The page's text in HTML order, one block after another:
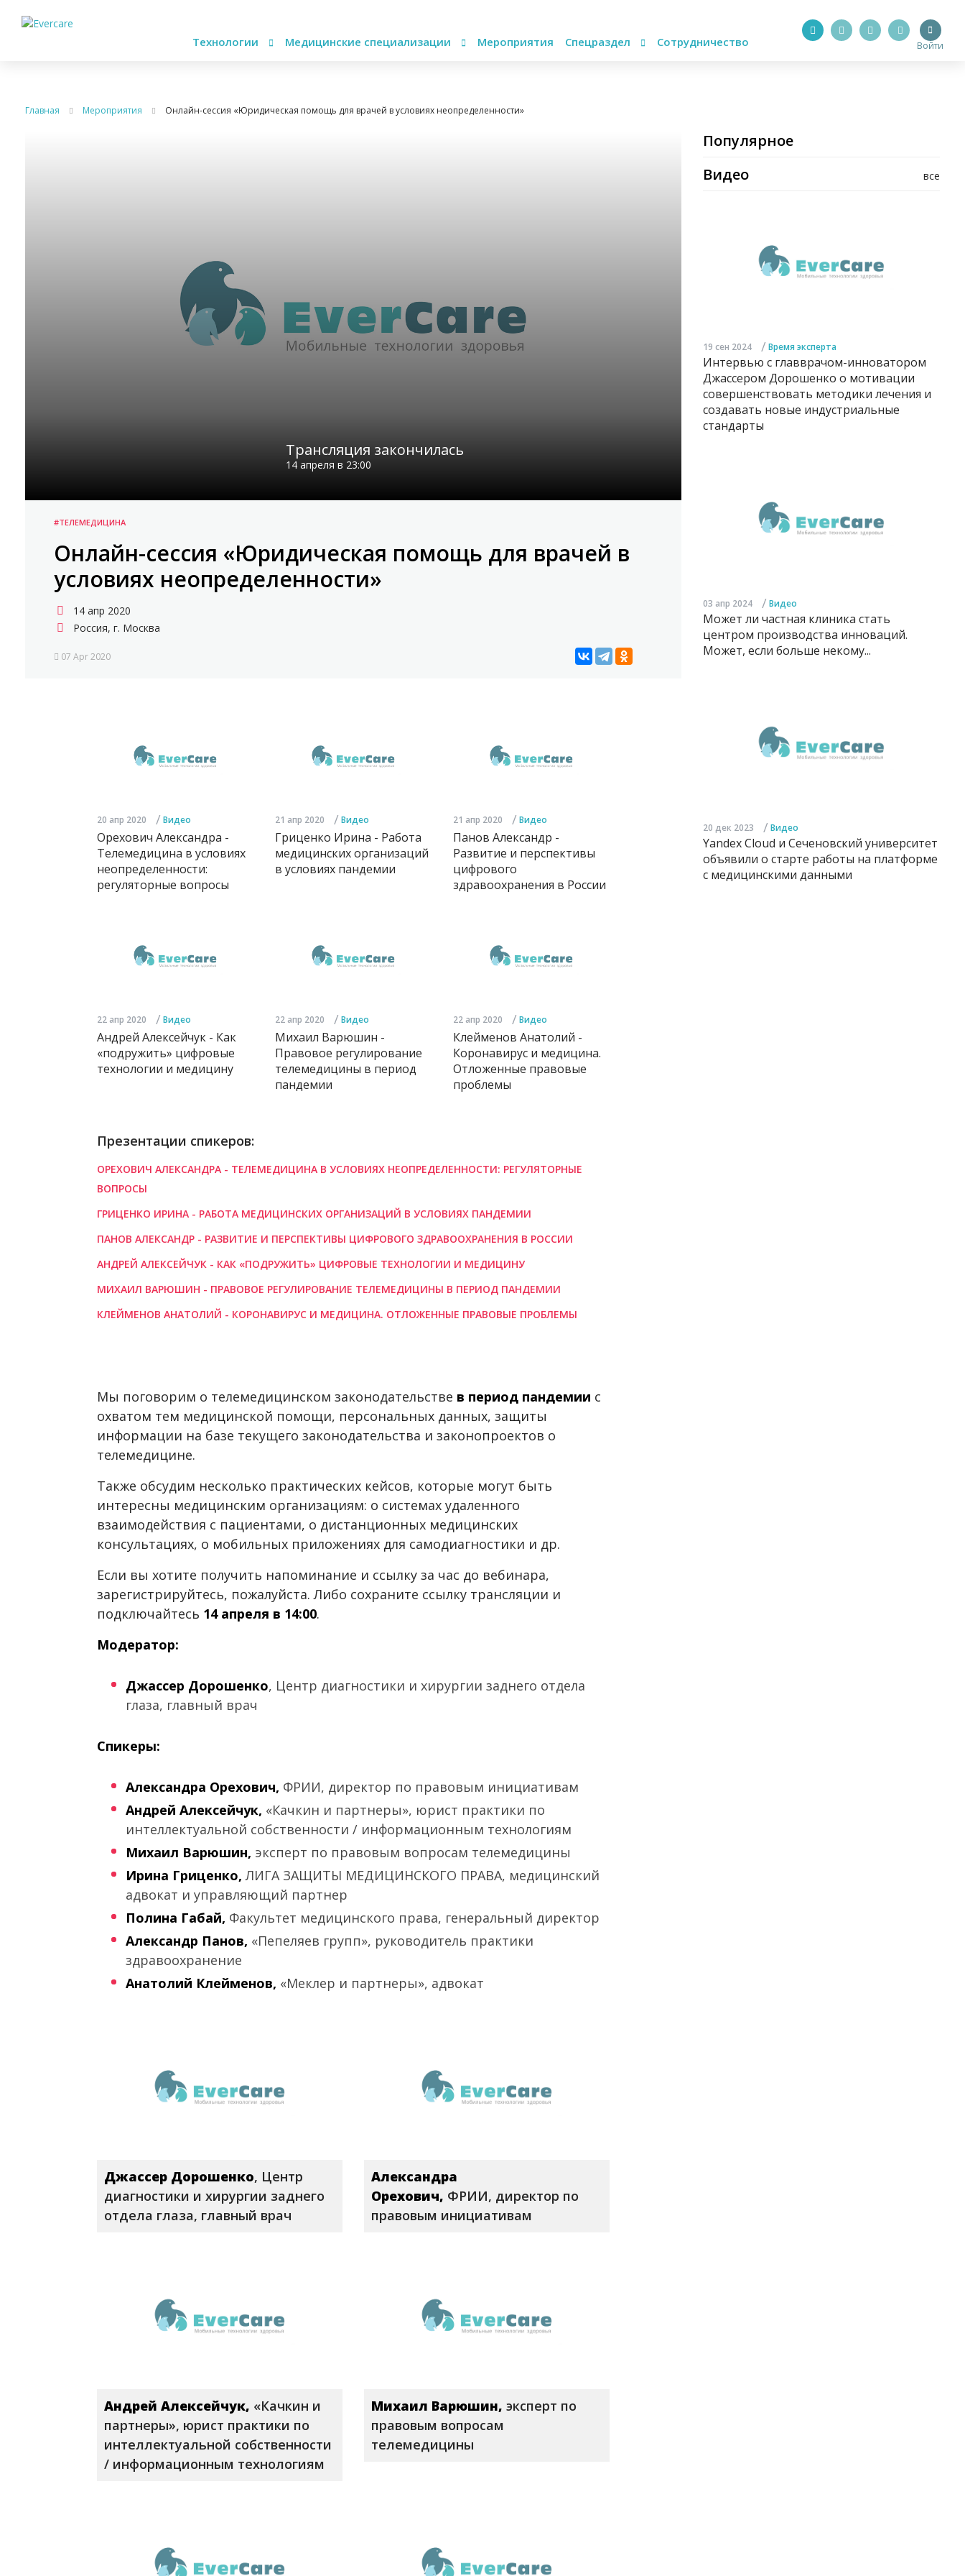
Технологии Медицинские специализации Мероприятия Спецраздел Сотрудничество Войти
Главная Мероприятия Онлайн-сессия «Юридическая помощь для врачей в условиях неопределенности»
Трансляция закончилась
14 апреля в 23:00
#ТЕЛЕМЕДИЦИНА
Онлайн-сессия «Юридическая помощь для врачей в
условиях неопределенности»
14 апр 2020
Россия, г. Москва
07 Apr 2020
20 апр 2020 / Видео
Орехович Александра -
Телемедицина в условиях
неопределенности:
регуляторные вопросы
21 апр 2020 / Видео
Гриценко Ирина - Работа
медицинских организаций
в условиях пандемии
21 апр 2020 / Видео
Панов Александр -
Развитие и перспективы
цифрового
здравоохранения в России
22 апр 2020 / Видео
Андрей Алексейчук - Как
«подружить» цифровые
технологии и медицину
22 апр 2020 / Видео
Михаил Варюшин -
Правовое регулирование
телемедицины в период
пандемии
22 апр 2020 / Видео
Клейменов Анатолий -
Коронавирус и медицина.
Отложенные правовые
проблемы
Презентации спикеров:
ОРЕХОВИЧ АЛЕКСАНДРА - ТЕЛЕМЕДИЦИНА В УСЛОВИЯХ НЕОПРЕДЕЛЕННОСТИ: РЕГУЛЯТОРНЫЕ
ВОПРОСЫ
ГРИЦЕНКО ИРИНА - РАБОТА МЕДИЦИНСКИХ ОРГАНИЗАЦИЙ В УСЛОВИЯХ ПАНДЕМИИ
ПАНОВ АЛЕКСАНДР - РАЗВИТИЕ И ПЕРСПЕКТИВЫ ЦИФРОВОГО ЗДРАВООХРАНЕНИЯ В РОССИИ
АНДРЕЙ АЛЕКСЕЙЧУК - КАК «ПОДРУЖИТЬ» ЦИФРОВЫЕ ТЕХНОЛОГИИ И МЕДИЦИНУ
МИХАИЛ ВАРЮШИН - ПРАВОВОЕ РЕГУЛИРОВАНИЕ ТЕЛЕМЕДИЦИНЫ В ПЕРИОД ПАНДЕМИИ
КЛЕЙМЕНОВ АНАТОЛИЙ - КОРОНАВИРУС И МЕДИЦИНА. ОТЛОЖЕННЫЕ ПРАВОВЫЕ ПРОБЛЕМЫ
Мы поговорим о телемедицинском законодательстве в период пандемии с
охватом тем медицинской помощи, персональных данных, защиты
информации на базе текущего законодательства и законопроектов о
телемедицине.
Также обсудим несколько практических кейсов, которые могут быть
интересны медицинским организациям: о системах удаленного
взаимодействия с пациентами, о дистанционных медицинских
консультациях, о мобильных приложениях для самодиагностики и др.
Если вы хотите получить напоминание и ссылку за час до вебинара,
зарегистрируйтесь, пожалуйста. Либо сохраните ссылку трансляции и
подключайтесь 14 апреля в 14:00.
Модератор:
Джассер Дорошенко, Центр диагностики и хирургии заднего отдела
глаза, главный врач
Спикеры:
Александра Орехович, ФРИИ, директор по правовым инициативам
Андрей Алексейчук, «Качкин и партнеры», юрист практики по
интеллектуальной собственности / информационным технологиям
Михаил Варюшин, эксперт по правовым вопросам телемедицины
Ирина Гриценко,ЛИГА ЗАЩИТЫ МЕДИЦИНСКОГО ПРАВА, медицинский
адвокат и управляющий партнер
Полина Габай, Факультет медицинского права, генеральный директор
Александр Панов, «Пепеляев групп», руководитель практики
здравоохранение
Анатолий Клейменов, «Меклер и партнеры», адвокат
Джассер Дорошенко, Центр
диагностики и хирургии заднего
отдела глаза, главный врач
Александра
Орехович, ФРИИ, директор по
правовым инициативам
Андрей Алексейчук, «Качкин и
партнеры», юрист практики по
интеллектуальной собственности
/ информационным технологиям
Михаил Варюшин, эксперт по
правовым вопросам
телемедицины
Популярное
все
Видео
19 сен 2024 / Время эксперта
Интервью с главврачом-инноватором
Джассером Дорошенко о мотивации
совершенствовать методики лечения и
создавать новые индустриальные
стандарты
03 апр 2024 / Видео
Может ли частная клиника стать
центром производства инноваций.
Может, если больше некому...
20 дек 2023 / Видео
Yandex Cloud и Сеченовский университет
объявили о старте работы на платформе
с медицинскими данными